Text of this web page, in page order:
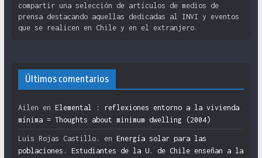
compartir una selección de artículos de medios de
prensa destacando aquellas dedicadas al INVI y eventos
que se realicen en Chile y en el extranjero.
Últimos comentarios
Ailen en Elemental : reflexiones entorno a la vivienda
mínima = Thoughts about minimum dwelling (2004)
Luis Rojas Castillo. en Energía solar para las
poblaciones. Estudiantes de la U. de Chile enseñan a la